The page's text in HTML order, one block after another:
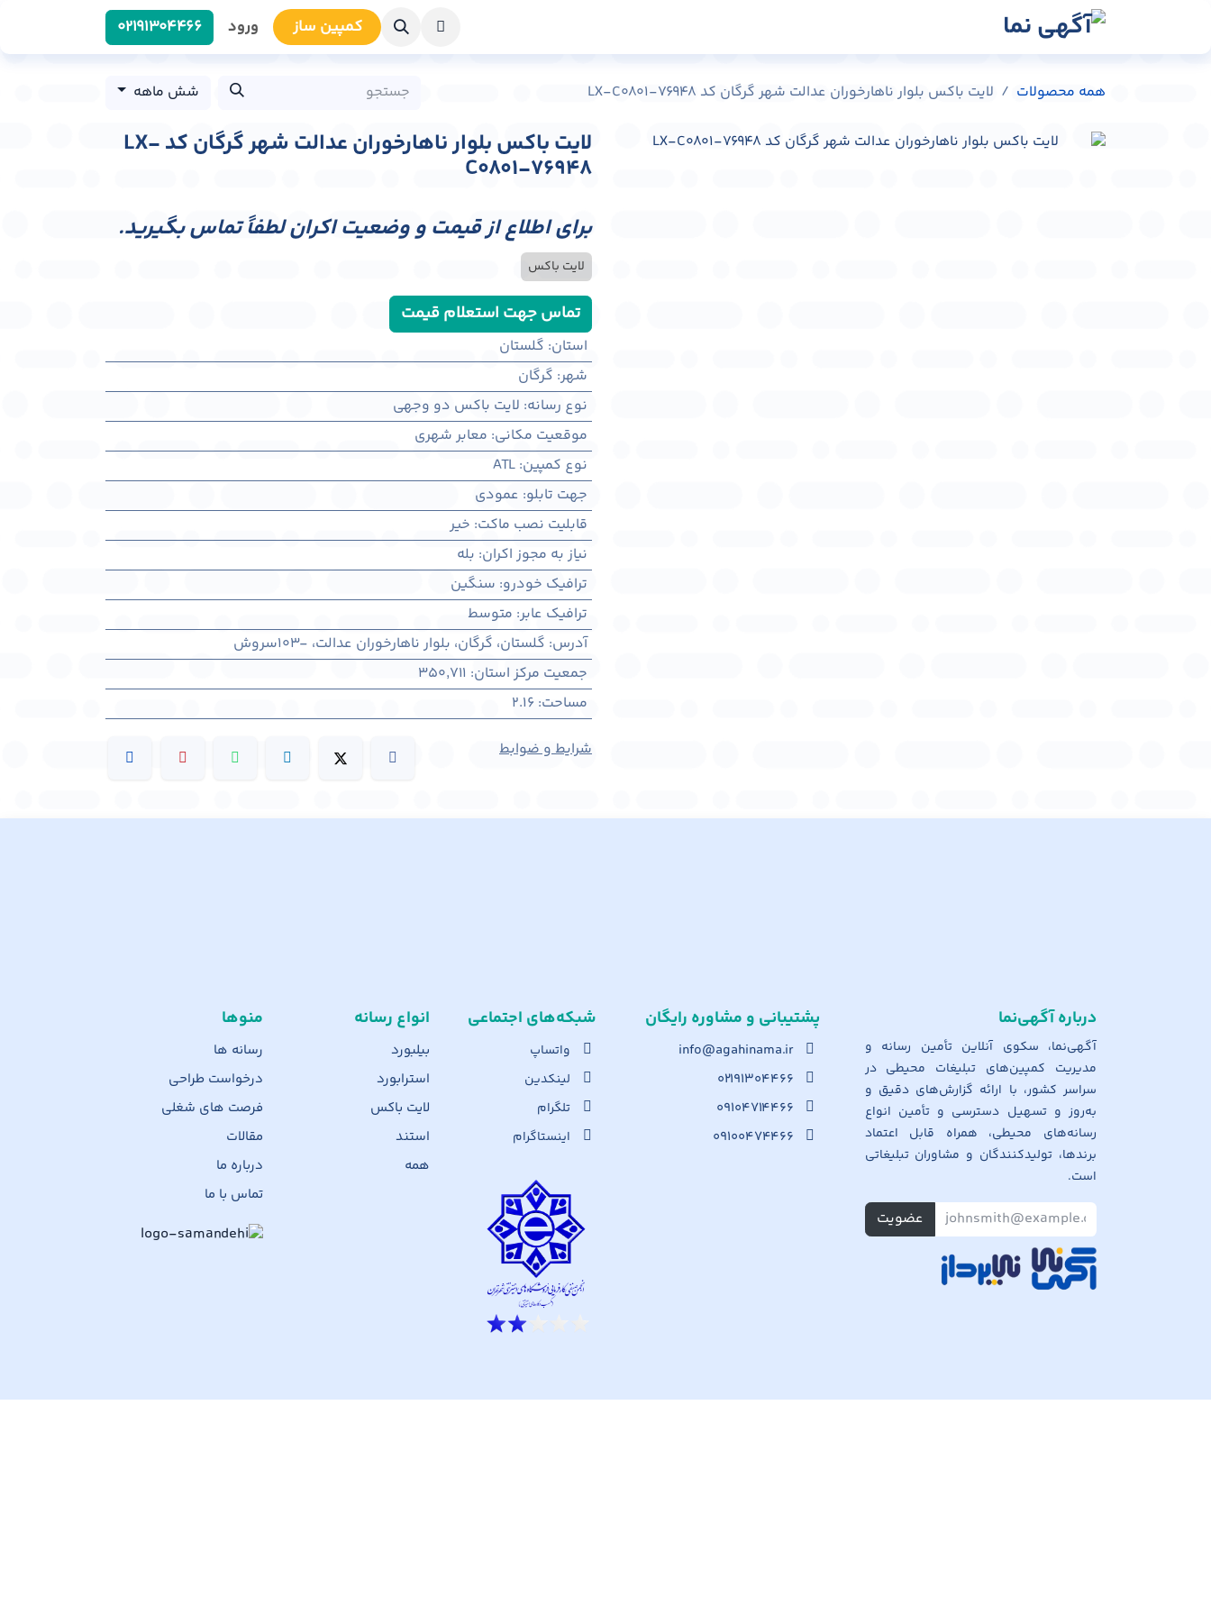
کمپین سا​​ز ورود 0219​1304466
همه محصولات لایت باکس بلوار ناهارخوران عدالت شهر گرگان کد LX-C0801-76948 شش ماهه
لایت باکس بلوار ناهارخوران عدالت شهر گرگان کد LX-
C0801-76948
برای اطلاع از قیمت و وضعیت اکران لطفاً تماس بگیرید.
لایت باکس
تماس جهت استعلام قیمت
استان: گلستان
شهر: گرگان
نوع رسانه: لایت باکس دو وجهی
موقعیت مکانی: معابر شهری
نوع کمپین:
ATL
جهت تابلو: عمودی
قابلیت نصب ماکت: خیر
نیاز به مجوز اکران: بله
ترافیک خودرو: سنگین
ترافیک عابر: متوسط
آدرس: گلستان، گرگان، بلوار ناهارخوران عدالت، -103سروش
جمعیت مرکز استان:
350,711
مساحت:
2.16
شرایط و ضوابط
منوها
رسانه ها
درخواست طراحی
فرصت های شغلی
مقالات
درباره ما
تماس با ما
انواع رسانه
بیلبورد
استرابورد
لایت باکس
استند
همه
شبکه‌های اجت​ماعی
واتساپ
لینکدین
تلگرام
اینستاگرام
پشتیبانی و مشاوره رایگان
info@agahinama.ir
۰۲۱۹۱۳۰۴۴۶۶
۰۹۱۰۴۷۱۴۴۶۶
۰۹۱۰۰۴۷۴۴۶۶
درباره آگهی‌نما
آگهی‌نما، سکوی آنلاین تأمین رسانه و
مدیریت کمپین‌های تبلیغات محیطی در
سراسر کشور، با ارائه گزارش‌های دقیق و
به‌روز و تسهیل دسترسی و تأمین انواع
رسانه‌های محیطی، همراه قابل اعتماد
برندها، تولیدکنندگان و مشاوران تبلیغاتی
است.
عضویت